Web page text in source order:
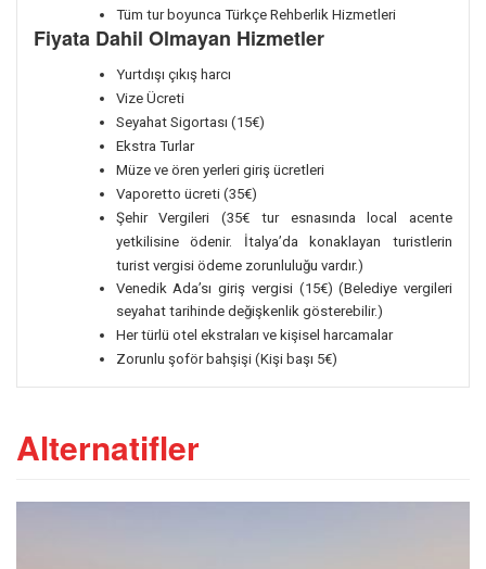
Tüm tur boyunca Türkçe Rehberlik Hizmetleri
Fiyata Dahil Olmayan Hizmetler
Yurtdışı çıkış harcı
Vize Ücreti
Seyahat Sigortası (15€)
Ekstra Turlar
Müze ve ören yerleri giriş ücretleri
Vaporetto ücreti (35€)
Şehir Vergileri (35€ tur esnasında local acente
yetkilisine ödenir.
İtalya’da konaklayan turistlerin
turist vergisi ödeme zorunluluğu vardır.)
Venedik Ada’sı giriş vergisi (15€) (Belediye vergileri
seyahat tarihinde değişkenlik gösterebilir.)
Her türlü otel ekstraları ve kişisel harcamalar
Zorunlu şoför bahşişi (Kişi başı 5€)
Alternatifler